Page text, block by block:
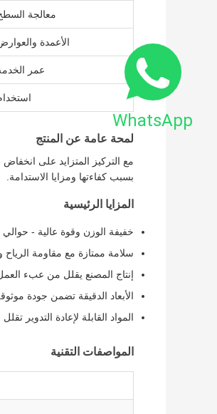
معالجة
الأعمدة
عمر
لمحة عامة عن المنتج
مع التركيز المتزايد على
بسبب كفاءتها ومزايا الاستدامة.
المزايا الرئيسية
خفيفة الوزن وقوة عالية -
سلامة ممتازة مع مقاومة الرياح
إنتاج المصنع يقلل من عبء
الأبعاد الدقيقة تضمن جودة
المواد القابلة لإعادة التدوير تقلل
المواصفات التقنية
WhatsApp